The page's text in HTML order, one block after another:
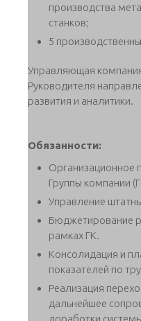
производства
станков;
5
Управляющая
Руководителя
развития и аналитики.
Обязанности:
Организационное
Группы компании
Управление
Бюджетирование
рамках ГК.
Консолидация и
показателей по
Реализация
дальнейшее
доработки